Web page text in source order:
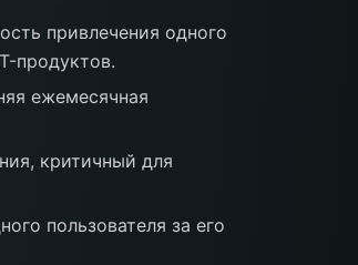
привлечения одного
продуктов.
ежемесячная
критичный для
пользователя за его